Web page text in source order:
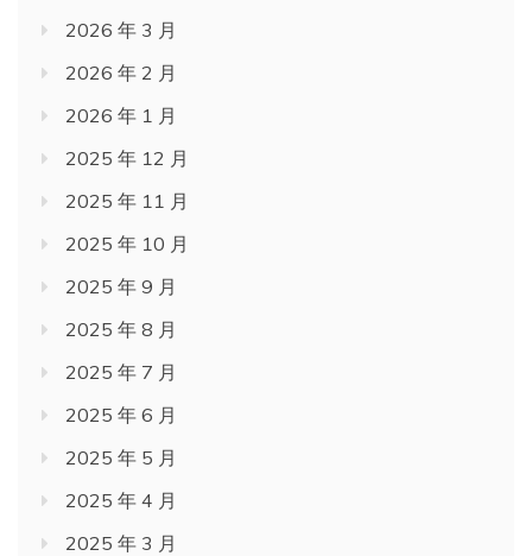
2026 年 3 月
2026 年 2 月
2026 年 1 月
2025 年 12 月
2025 年 11 月
2025 年 10 月
2025 年 9 月
2025 年 8 月
2025 年 7 月
2025 年 6 月
2025 年 5 月
2025 年 4 月
2025 年 3 月